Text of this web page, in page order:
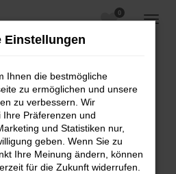
0
Error
aufgetreten.
die dir helfen können:
Einstellungen
Ihnen die bestmögliche
zu ermöglichen und unsere
zu verbessern. Wir
Präferenzen und
und Statistiken nur,
geben. Wenn Sie zu
Ihre Meinung ändern, können
für die Zukunft widerrufen.